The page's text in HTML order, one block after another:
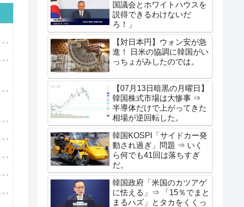
国議会とホワイトハウスを
説得できるわけないだ
ろ！」
【対日本円】ウォン安が急
進！ 日米の協調に韓国がい
っちょがみしたのでは。
【07月13日暗黒の月曜日】
韓国株式市場は大惨事 ⇒
半導体だけで上がってきた
相場が逆回転した。
韓国KOSPI「サイドカー発
動され過ぎ」問題 ⇒ いく
ら何でも41回は落ちすぎ
だ。
韓国政府「米国のカツアゲ
に怯える」⇒ 「15％でまと
まるハズ」とタカをくくっ